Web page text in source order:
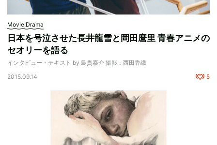
Movie,Drama
日本を号泣させた長井龍雪と岡田麿里 青春アニメの
セオリーを語る
インタビュー・テキスト by 島貫泰介 撮影：西田香織
2015.09.14
5